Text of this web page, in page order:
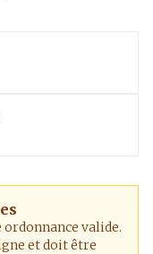
ordonnance valide.
et doit être